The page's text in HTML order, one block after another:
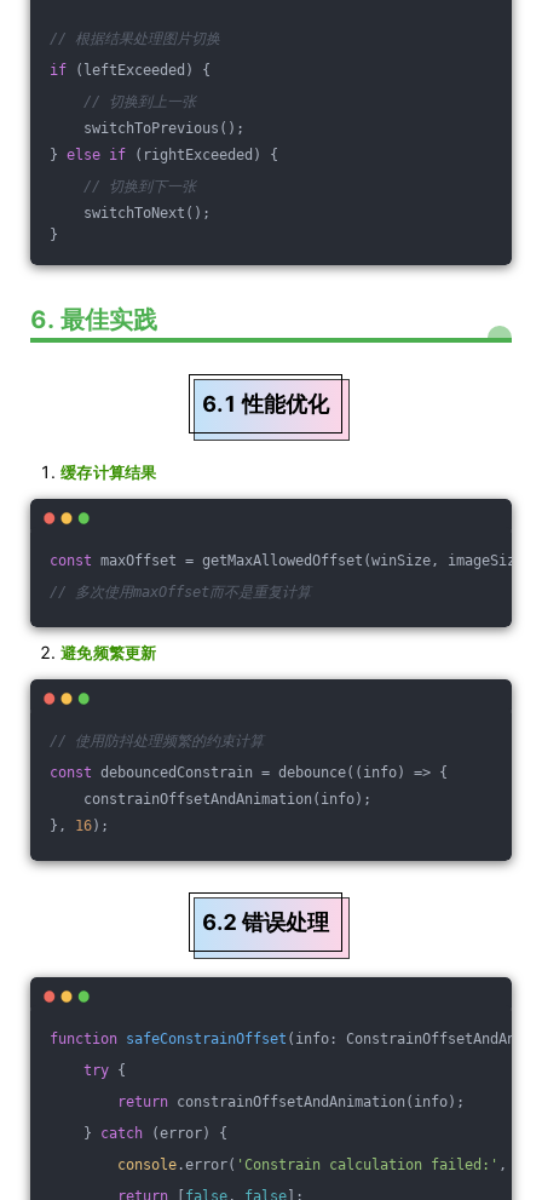
// 根据结果处理图片切换
if (leftExceeded) {
// 切换到上一张
switchToPrevious();
} else if (rightExceeded) {
// 切换到下一张
switchToNext();
}
6. 最佳实践
6.1 性能优化
缓存计算结果
const maxOffset = getMaxAllowedOffset(winSize,
// 多次使用maxOffset而不是重复计算
避免频繁更新
// 使用防抖处理频繁的约束计算
const debouncedConstrain = debounce( ( info) => {
constrainOffsetAndAnimation(info);
}, 16);
6.2 错误处理
function safeConstrainOffset ( info:
try {
return constrainOffsetAndAnimation(info);
} catch (error) {
console .error( 'Constrain calculation failed:' ,
return
false , false ];